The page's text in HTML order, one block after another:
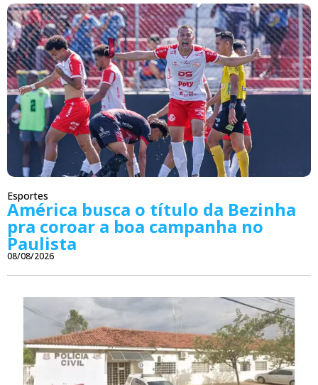
Esportes
América busca o título da Bezinha
pra coroar a boa campanha no
Paulista
08/08/2026